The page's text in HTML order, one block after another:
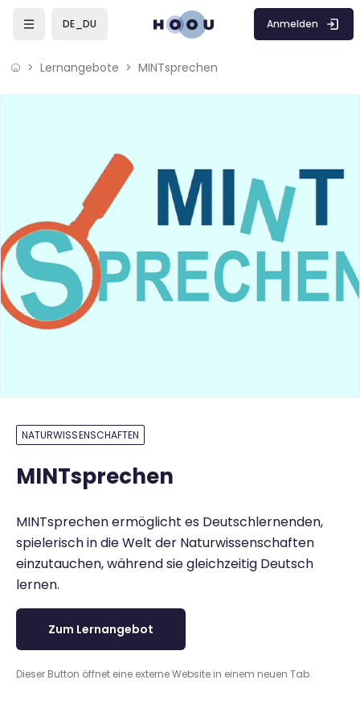
DE_DU Anmelden
Lernangebote MINTsprechen
NATURWISSENSCHAFTEN
MINTsprechen
MINTsprechen ermöglicht es Deutschlernenden,
spielerisch in die Welt der Naturwissenschaften
einzutauchen, während sie gleichzeitig Deutsch
lernen.
Zum Lernangebot
Dieser Button öffnet eine externe Website in einem neuen Tab.